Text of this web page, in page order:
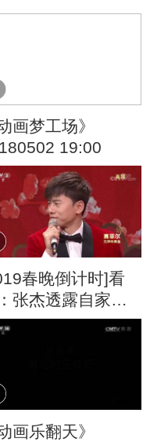
画梦工场》
19:00
春晚倒计时]看
张杰透露自家宝
好 一个爱唱歌一
画乐翻天》